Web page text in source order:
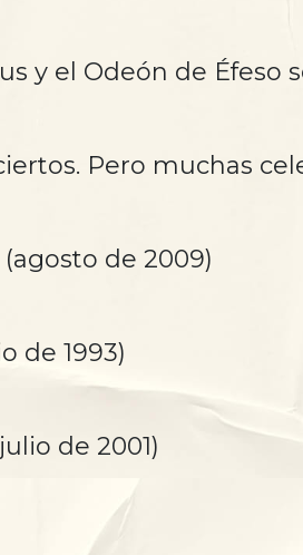
y el Odeón de
Pero muchas
de 2009)
de 1993)
de 2001)